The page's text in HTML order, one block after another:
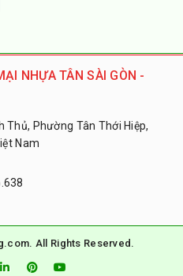
NHỰA TÂN SÀI GÒN -
Thủ, Phường Tân Thới Hiệp,
Nam
All Rights Reserved.